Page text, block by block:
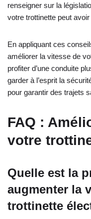
renseigner sur la
votre trottinette peut
En appliquant ces
améliorer la vitesse de
profiter d’une conduite
garder à l’esprit la
pour garantir des trajets
FAQ :
votre
Quelle est la
augmenter la
trottinette